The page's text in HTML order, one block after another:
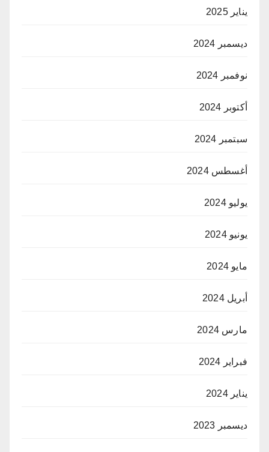
يناير 2025
ديسمبر 2024
نوفمبر 2024
أكتوبر 2024
سبتمبر 2024
أغسطس 2024
يوليو 2024
يونيو 2024
مايو 2024
أبريل 2024
مارس 2024
فبراير 2024
يناير 2024
ديسمبر 2023